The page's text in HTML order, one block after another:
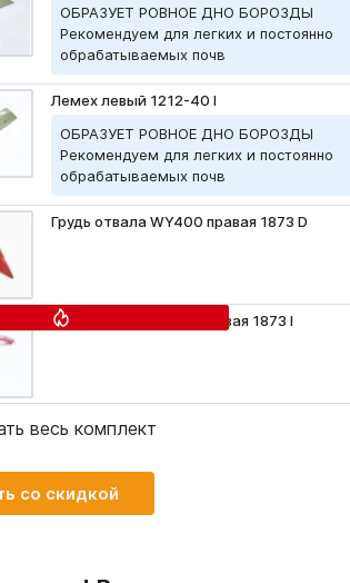
ОБРАЗУЕТ РОВНОЕ ДНО БОРОЗДЫ
Рекомендуем для легких и постоянно
обрабатываемых почв
Лемех левый 1212-40 I
ОБРАЗУЕТ РОВНОЕ ДНО БОРОЗДЫ
Рекомендуем для легких и постоянно
обрабатываемых почв
Грудь отвала WY400 правая 1873 D
Грудь отвала WY400 левая 1873 I
весь комплект
со скидкой